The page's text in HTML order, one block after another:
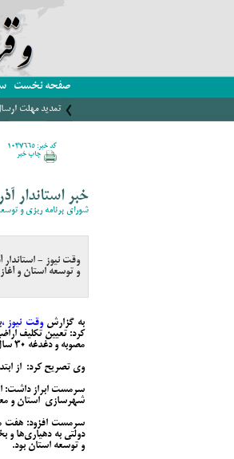
صفحه نخست
تمدید مهلت
کد خبر: 1037665
چاپ خبر
خبر استاندار
شورای برنامه ریزی و
وقت نیوز -
و توسعه استان و
به گزارشوقت نیوز ،
مصوبه و دغدغه 30 سال چندین هزار نفر از شهروندان بود.
وی تصریح کرد: از
سرمست ابراز داشت:
شهرسازی استان و
سرمست افزود: هفت
و توسعه استان بود.